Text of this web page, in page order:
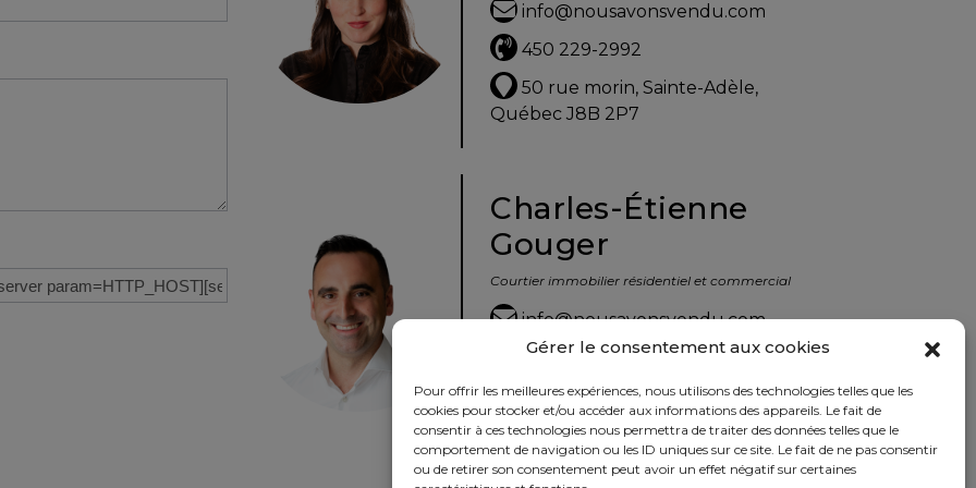
Gérer le consentement aux cookies
Pour offrir les meilleures expériences, nous utilisons des technologies telles que les
cookies pour stocker et/ou accéder aux informations des appareils. Le fait de
consentir à ces technologies nous permettra de traiter des données telles que le
comportement de navigation ou les ID uniques sur ce site. Le fait de ne pas consentir
ou de retirer son consentement peut avoir un effet négatif sur certaines
info@nousavonsvendu.com
450 229-2992
50 rue morin, Sainte-Adèle,
Québec J8B 2P7
Charles-Étienne
Gouger
Courtier immobilier résidentiel et commercial
info@nousavonsvendu.com
450 229-2992
50 rue morin, Sainte-Adèle,
Québec J8B 2P7